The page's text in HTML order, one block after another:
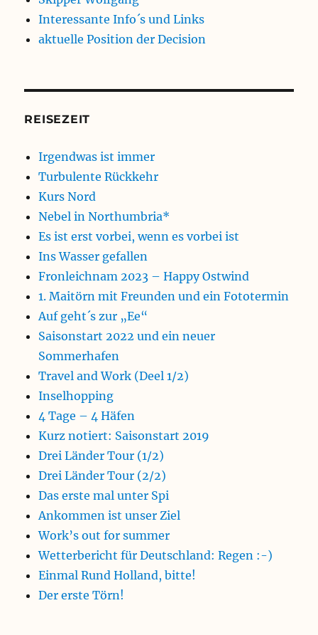
Interessante Info´s und Links
aktuelle Position der Decision
REISEZEIT
Irgendwas ist immer
Turbulente Rückkehr
Kurs Nord
Nebel in Northumbria*
Es ist erst vorbei, wenn es vorbei ist
Ins Wasser gefallen
Fronleichnam 2023 – Happy Ostwind
1. Maitörn mit Freunden und ein Fototermin
Auf geht´s zur „Ee“
Saisonstart 2022 und ein neuer
Sommerhafen
Travel and Work (Deel 1/2)
Inselhopping
4 Tage – 4 Häfen
Kurz notiert: Saisonstart 2019
Drei Länder Tour (1/2)
Drei Länder Tour (2/2)
Das erste mal unter Spi
Ankommen ist unser Ziel
Work’s out for summer
Wetterbericht für Deutschland: Regen :-)
Einmal Rund Holland, bitte!
Der erste Törn!